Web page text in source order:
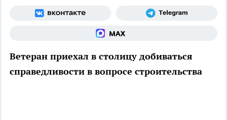
Ветеран приехал в столицу добиваться
справедливости в вопросе строительства